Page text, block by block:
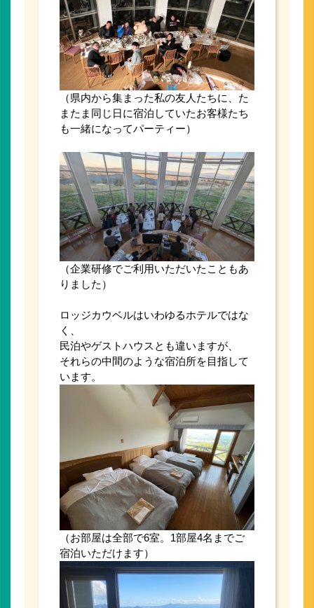
（県内から集まった私の友人たちに、た
またま同じ日に宿泊していたお客様たち
も一緒になってパーティー）
（企業研修でご利用いただいたこともあ
りました）
ロッジカウベルはいわゆるホテルではな
く、
民泊やゲストハウスとも違いますが、
それらの中間のような宿泊所を目指して
います。
（お部屋は全部で6室。1部屋4名までご
宿泊いただけます）